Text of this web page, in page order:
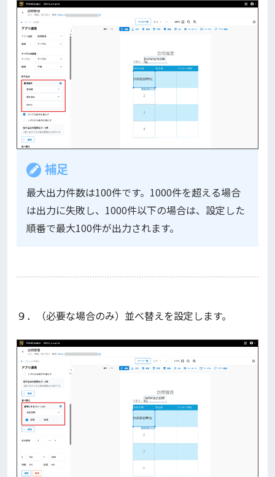
補足
最大出力件数は100件です。1000件を超える場合
は出力に失敗し、1000件以下の場合は、設定した
順番で最大100件が出力されます。
９．（必要な場合のみ）並べ替えを設定します。